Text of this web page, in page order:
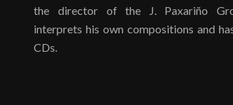
the director of the J. Paxariño
interprets his own compositions and
CDs.